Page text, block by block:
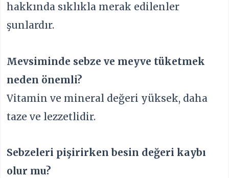
hakkında sıklıkla merak edilenler
şunlardır.
Mevsiminde sebze ve meyve tüketmek
neden önemli?
Vitamin ve mineral değeri yüksek, daha
taze ve lezzetlidir.
Sebzeleri pişirirken besin değeri kaybı
olur mu?